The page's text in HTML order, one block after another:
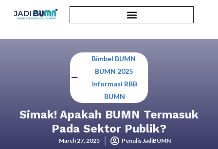
Bimbel BUMN
BUMN 2025,
Informasi RBB
BUMN
Simak! Apakah BUMN Termasuk
Pada Sektor Publik?
March 27, 2025 Penulis JadiBUMN